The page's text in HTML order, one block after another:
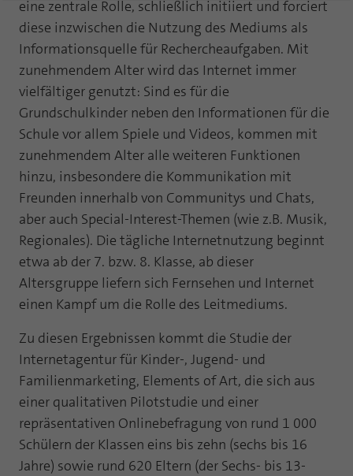
eine zentrale Rolle, schließlich initiiert und forciert
diese inzwischen die Nutzung des Mediums als
Informationsquelle für Rechercheaufgaben. Mit
zunehmendem Alter wird das Internet immer
vielfältiger genutzt: Sind es für die
Grundschulkinder neben den Informationen für die
Schule vor allem Spiele und Videos, kommen mit
zunehmendem Alter alle weiteren Funktionen
hinzu, insbesondere die Kommunikation mit
Freunden innerhalb von Communitys und Chats,
aber auch Special-Interest-Themen (wie z.B. Musik,
Regionales). Die tägliche Internetnutzung beginnt
etwa ab der 7. bzw. 8. Klasse, ab dieser
Altersgruppe liefern sich Fernsehen und Internet
einen Kampf um die Rolle des Leitmediums.
Zu diesen Ergebnissen kommt die Studie der
Internetagentur für Kinder-, Jugend- und
Familienmarketing, Elements of Art, die sich aus
einer qualitativen Pilotstudie und einer
repräsentativen Onlinebefragung von rund 1 000
Schülern der Klassen eins bis zehn (sechs bis 16
Jahre) sowie rund 620 Eltern (der Sechs- bis 13-
Name fe_typo_user
Anbieter TYPO3
Laufzeit
Zweck
Dieses Cookie ist ein Standard-Session-
Cookie von TYPO3. Es speichert im Falle
eines Benutzer-Logins die Session ID
mithilfe derer der eingeloggte User
wiedererkannt wird, um ihm Zugang zu
geschützten Bereichen zu gewähren.
PHPSESSID
Anbieter php
Laufzeit Ende der Sitzung
Zweck PHPs Standard Sitzungs Identifikation
Cookie-Informationen anzeigen
Statistik und Performance mit AT INTERNET
CROSS-DEVICE ANALYTICS LÖSUNG
Name atidvisitor
Laufzeit 1 Jahr
Zweck
Cookie von AT INTERNET zur Steuerung der
erweiterten Script- und Ereignisbehandlung
Name atuserid
Anbieter AT INTERNET
Laufzeit 1 Jahr
Zweck
Cookie von AT INTERNET zur Steuerung der
erweiterten Script- und Ereignisbehandlung
Cookie-Informationen anzeigen